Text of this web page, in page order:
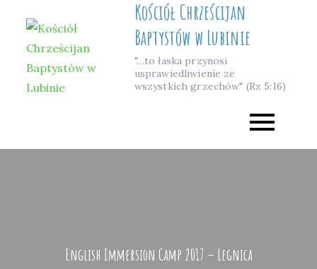
content
Kościół Chrześcijan
Baptystów w Lubinie
"…to łaska przynosi
usprawiedliwienie ze
wszystkich grzechów" (Rz 5:16)
English Immersion Camp 2017 – Legnica